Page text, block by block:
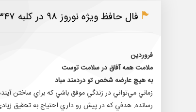
فال حافظ ویژه نوروز ۹۸ در کلبه ۳۴۷
فروردين
ملامت همه آفاق در سلامت توست
به هيچ عارضه شخص تو دردمند مباد
زماني مي‌تواني در زندگي موفق باشي كه براي ساختن
رسانده. هدفي كه در پيش رو داري احتياج به تحقيق